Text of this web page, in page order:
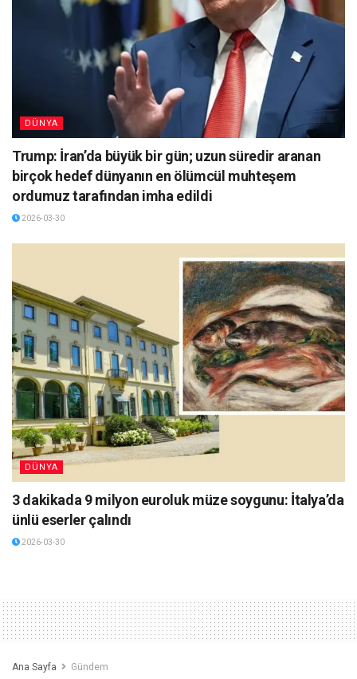
DÜNYA
Trump: İran’da büyük bir gün; uzun süredir aranan
birçok hedef dünyanın en ölümcül muhteşem
ordumuz tarafından imha edildi
2026-03-30
DÜNYA
3 dakikada 9 milyon euroluk müze soygunu: İtalya’da
ünlü eserler çalındı
2026-03-30
Ana Sayfa Gündem